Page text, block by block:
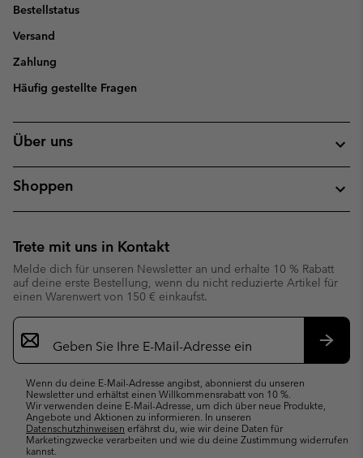
Bestellstatus
Versand
Zahlung
Häufig gestellte Fragen
Über uns
Shoppen
Trete mit uns in Kontakt
Melde dich für unseren Newsletter an und erhalte 10 % Rabatt
auf deine erste Bestellung, wenn du nicht reduzierte Artikel für
einen Warenwert von 150 € einkaufst.
Newsletter-
Anmeldung
Wenn du deine E-Mail-Adresse angibst, abonnierst du unseren
Newsletter und erhältst einen Willkommensrabatt von 10 %.
Wir verwenden deine E-Mail-Adresse, um dich über neue Produkte,
Angebote und Aktionen zu informieren. In unseren
Datenschutzhinweisen erfährst du, wie wir deine Daten für
Marketingzwecke verarbeiten und wie du deine Zustimmung widerrufen
kannst.